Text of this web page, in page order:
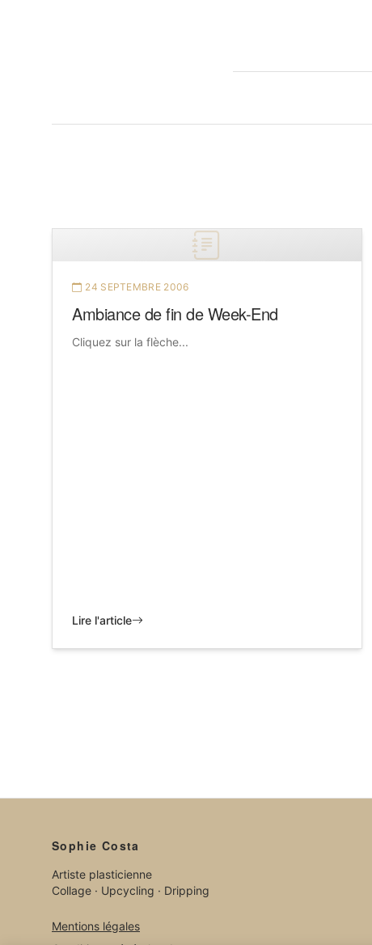
24 SEPTEMBRE 2006
Ambiance de fin de Week-End
Cliquez sur la flèche...
Lire l'article
Sophie Costa
Artiste plasticienne
Collage · Upcycling · Dripping
Mentions légales